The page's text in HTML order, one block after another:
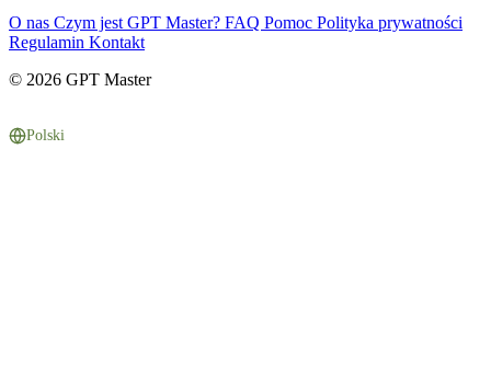
O nas Czym jest GPT Master? FAQ Pomoc Polityka prywatności
Regulamin Kontakt
© 2026 GPT Master
Polski